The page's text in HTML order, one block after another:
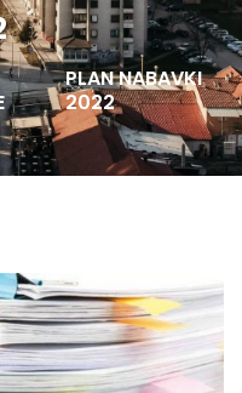
PLAN NABAVKI
2022